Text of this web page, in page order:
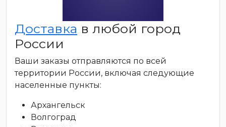
Доставка в любой город
России
Ваши заказы отправляются по всей
территории России, включая следующие
населенные пункты:
Архангельск
Волгоград